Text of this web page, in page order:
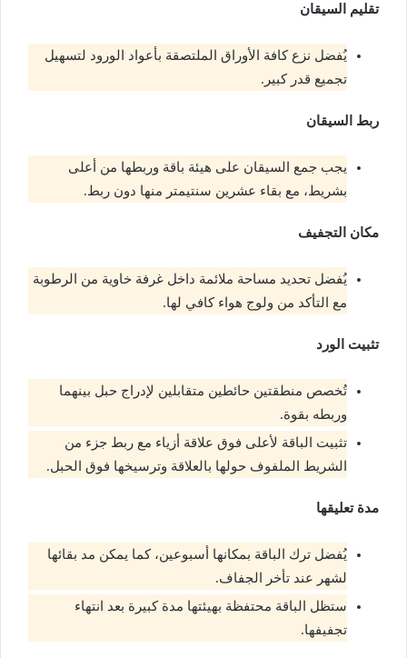
تقليم السيقان
يُفضل نزع كافة الأوراق الملتصقة بأعواد الورود لتسهيل
تجميع قدر كبير.
ربط السيقان
يجب جمع السيقان على هيئة باقة وربطها من أعلى
بشريط، مع بقاء عشرين سنتيمتر منها دون ربط.
مكان التجفيف
يُفضل تحديد مساحة ملائمة داخل غرفة خاوية من الرطوبة
مع التأكد من ولوج هواء كافي لها.
تثبيت الورد
تُخصص منطقتين حائطين متقابلين لإدراج حبل بينهما
وربطه بقوة.
تثبيت الباقة لأعلى فوق علاقة أزياء مع ربط جزء من
الشريط الملفوف حولها بالعلاقة وترسيخها فوق الحبل.
مدة تعليقها
يُفضل ترك الباقة بمكانها أسبوعين، كما يمكن مد بقائها
لشهر عند تأخر الجفاف.
ستظل الباقة محتفظة بهيئتها مدة كبيرة بعد انتهاء
تجفيفها.